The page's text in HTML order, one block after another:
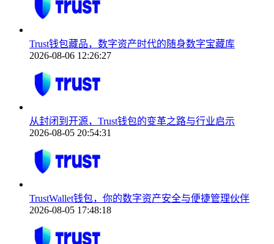
Trust钱包藏品，数字资产时代的随身数字宝藏库
2026-08-06 12:26:27
从封闭到开源，Trust钱包的变革之路与行业启示
2026-08-05 20:54:31
TrustWallet钱包，你的数字资产安全与便捷管理伙伴
2026-08-05 17:48:18